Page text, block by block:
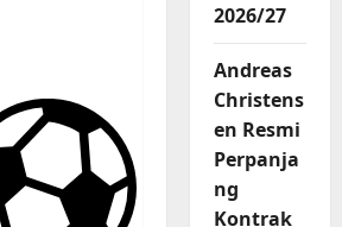
2026/27
Andreas
Christens
en Resmi
Perpanja
ng
Kontrak